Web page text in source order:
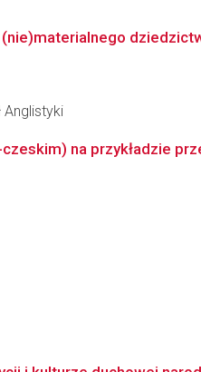
Anglistyki
na przykładzie